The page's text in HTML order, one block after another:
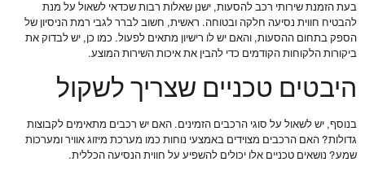
בעת הזמנת שירותי רכב להסעות, ישנן שאלות רבות שכדאי לשאול על מנת
להבטיח חווית נסיעה חלקה ובטוחה. ראשית, חשוב לברר לגבי רמת הניסיון של
הספק בתחום ההסעות, והאם יש לו רישיון מתאים לפעול. כמו כן, יש לבדוק את
ביקורות הלקוחות הקודמים כדי להבין את איכות השירות המוצע.
היבטים טכניים שצריך לשקול
בנוסף, יש לשאול על סוגי הרכבים הזמינים. האם יש רכבים מתאימים לקבוצות
גדולות? האם הרכבים מצוידים באמצעי נוחות כמו מערכת מיזוג אוויר ומערכות
שמע? נושאים טכניים אלו יכולים להשפיע על חווית הנסיעה הכללית.